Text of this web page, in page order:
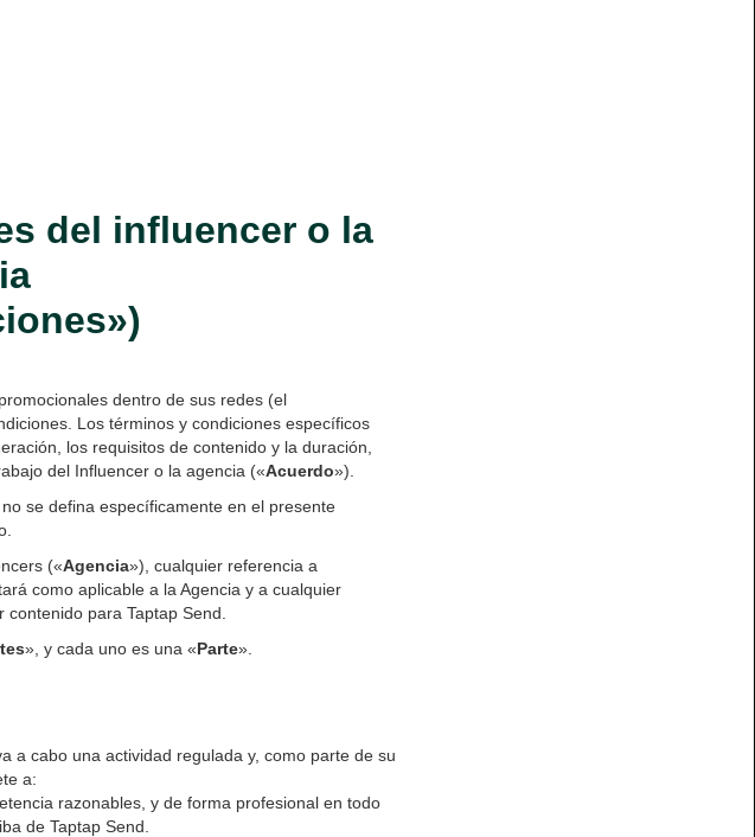
del influencer o la
dentro de sus redes (el
Los términos y condiciones específicos
los requisitos de contenido y la duración,
del Influencer o la agencia («Acuerdo»).
se defina específicamente en el presente
(«Agencia»), cualquier referencia a
como aplicable a la Agencia y a cualquier
para Taptap Send.
», y cada uno es una «Parte».
a cabo una actividad regulada y, como parte de su
a:
razonables, y de forma profesional en todo
de Taptap Send.